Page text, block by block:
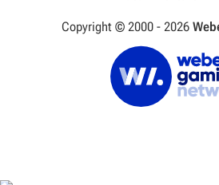
Copyright © 2000 - 2026